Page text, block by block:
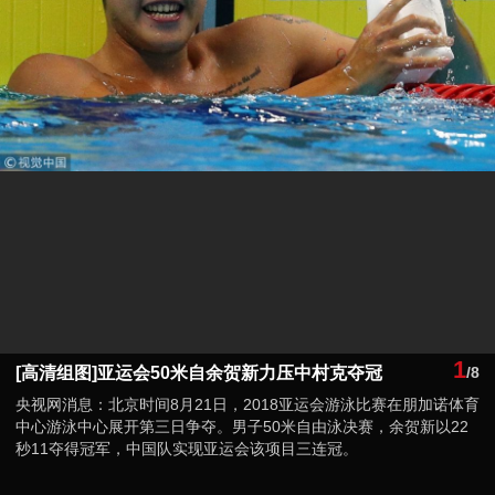
[高清组图]亚运会50米自余贺新力压中村克夺冠 1/8
央视网消息：北京时间8月21日，2018亚运会游泳比赛在朋加诺体育
中心游泳中心展开第三日争夺。男子50米自由泳决赛，余贺新以22
秒11夺得冠军，中国队实现亚运会该项目三连冠。